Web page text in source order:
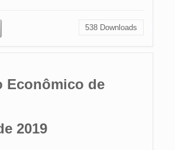
538 Downloads
Econômico de
2019